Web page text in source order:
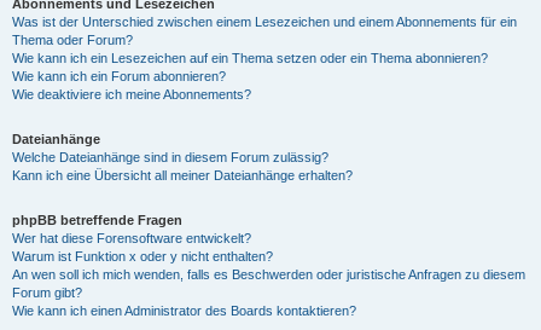
Abonnements und Lesezeichen
Was ist der Unterschied zwischen einem Lesezeichen und einem Abonnements für ein
Thema oder Forum?
Wie kann ich ein Lesezeichen auf ein Thema setzen oder ein Thema abonnieren?
Wie kann ich ein Forum abonnieren?
Wie deaktiviere ich meine Abonnements?
Dateianhänge
Welche Dateianhänge sind in diesem Forum zulässig?
Kann ich eine Übersicht all meiner Dateianhänge erhalten?
phpBB betreffende Fragen
Wer hat diese Forensoftware entwickelt?
Warum ist Funktion x oder y nicht enthalten?
An wen soll ich mich wenden, falls es Beschwerden oder juristische Anfragen zu diesem
Forum gibt?
Wie kann ich einen Administrator des Boards kontaktieren?